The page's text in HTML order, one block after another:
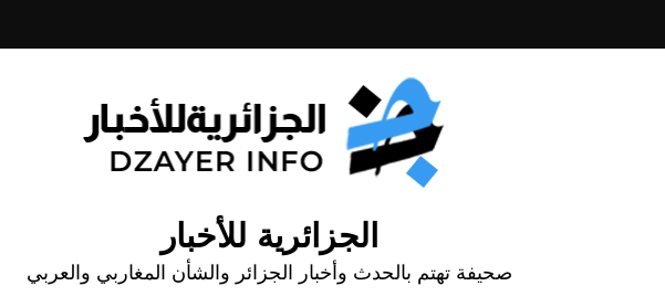
الجزائرية للأخبار
صحيفة تهتم بالحدث وأخبار الجزائر والشأن المغاربي والعربي